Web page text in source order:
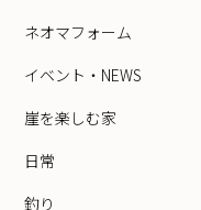
ネオマフォーム
イベント・NEWS
崖を楽しむ家
日常
釣り